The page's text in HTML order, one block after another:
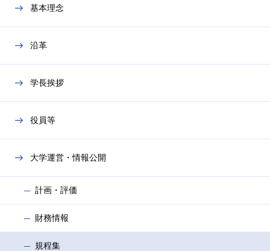
ー
閉
基本理念
沿革
学長挨拶
役員等
大学運営・情報公開
計画・評価
財務情報
規程集